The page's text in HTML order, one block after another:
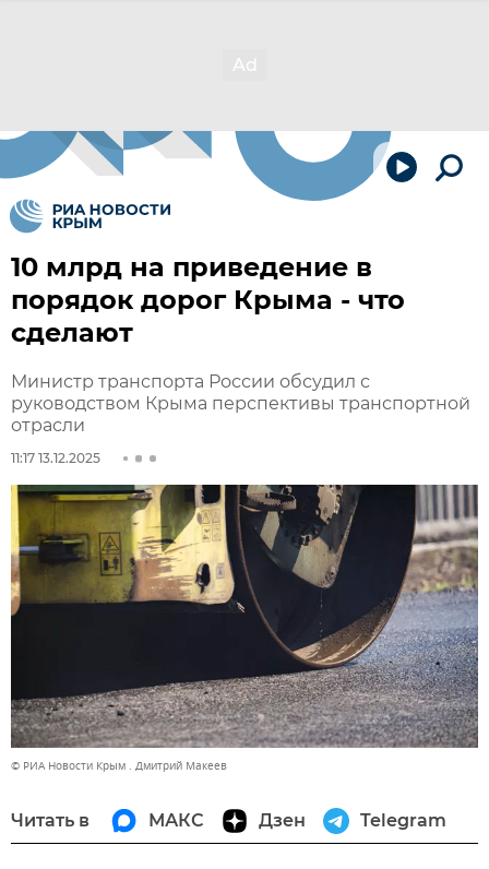
10 млрд на приведение в
порядок дорог Крыма - что
сделают
Министр транспорта России обсудил с
руководством Крыма перспективы транспортной
отрасли
11:17 13.12.2025
© РИА Новости Крым . Дмитрий Макеев
Читать в МАКС Дзен Telegram